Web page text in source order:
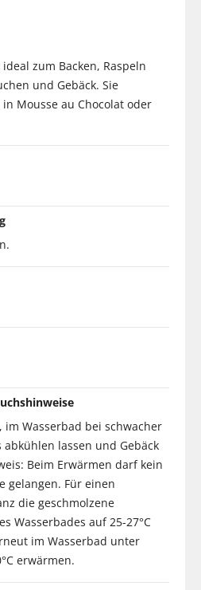
zum Backen, Raspeln
und Gebäck. Sie
Mousse au Chocolat oder
im Wasserbad bei schwacher
abkühlen lassen und Gebäck
Beim Erwärmen darf kein
gelangen. Für einen
die geschmolzene
Wasserbades auf 25-27°C
im Wasserbad unter
erwärmen.